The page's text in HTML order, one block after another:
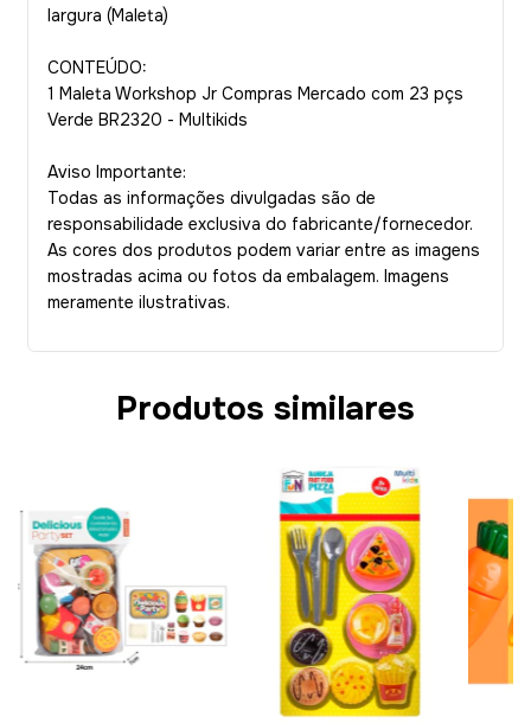
largura (Maleta)
CONTEÚDO:
1 Maleta Workshop Jr Compras Mercado com 23 pçs
Verde BR2320 - Multikids
Aviso Importante:
Todas as informações divulgadas são de
responsabilidade exclusiva do fabricante/fornecedor.
As cores dos produtos podem variar entre as imagens
mostradas acima ou fotos da embalagem. Imagens
meramente ilustrativas.
Produtos similares